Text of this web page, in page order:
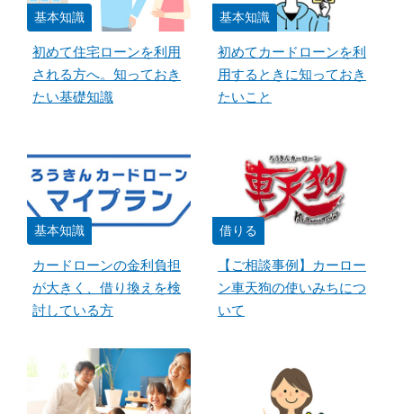
基本知識
初めて住宅ローンを利用
される方へ。知っておき
たい基礎知識
基本知識
初めてカードローンを利
用するときに知っておき
たいこと
基本知識
カードローンの金利負担
が大きく、借り換えを検
討している方
借りる
【ご相談事例】カーロー
ン車天狗の使いみちにつ
いて